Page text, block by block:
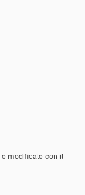
e modificale con il